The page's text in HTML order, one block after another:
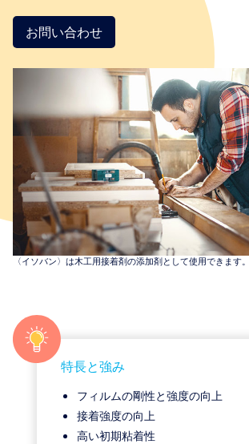
お問い合わせ
〈イソバン〉は木工用接着剤の添加剤として使用できます。
特長と強み
フィルムの剛性と強度の向上
接着強度の向上
高い初期粘着性